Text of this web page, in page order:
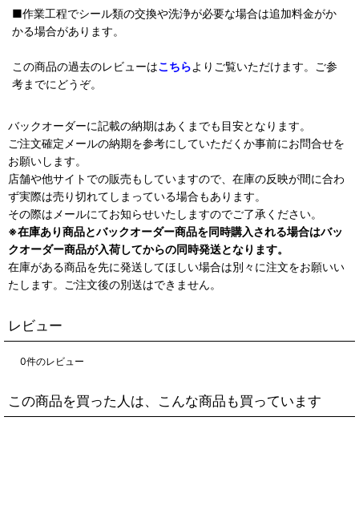
■作業工程でシール類の交換や洗浄が必要な場合は追加料金がか
かる場合があります。
この商品の過去のレビューはこちらよりご覧いただけます。ご参
考までにどうぞ。
バックオーダーに記載の納期はあくまでも目安となります。
ご注文確定メールの納期を参考にしていただくか事前にお問合せを
お願いします。
店舗や他サイトでの販売もしていますので、在庫の反映が間に合わ
ず実際は売り切れてしまっている場合もあります。
その際はメールにてお知らせいたしますのでご了承ください。
※在庫あり商品とバックオーダー商品を同時購入される場合はバッ
クオーダー商品が入荷してからの同時発送となります。
在庫がある商品を先に発送してほしい場合は別々に注文をお願いい
たします。ご注文後の別送はできません。
レビュー
0件のレビュー
この商品を買った人は、こんな商品も買っています